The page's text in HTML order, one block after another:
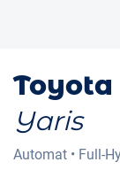
Toyota
Yaris
Automat • Full-